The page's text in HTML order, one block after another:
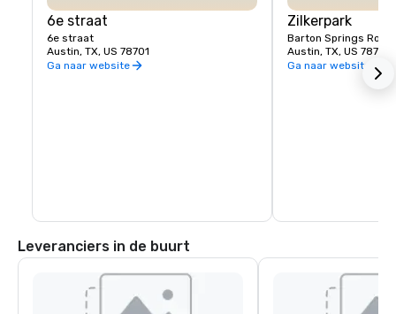
6e straat
6e straat
Austin, TX, US 78701
Ga naar website
Zilkerpark
Barton Springs Road
Austin, TX, US 78704
Ga naar website
Leveranciers in de buurt